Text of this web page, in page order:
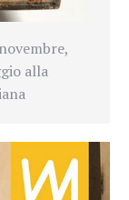
alla